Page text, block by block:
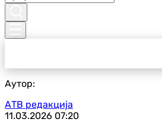
Аутор:
АТВ редакција
11.03.2026 07:20